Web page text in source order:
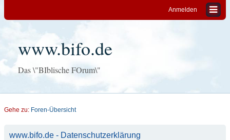
Anmelden
www.bifo.de
Das \"BIblische FOrum\"
Gehe zu: Foren-Übersicht
www.bifo.de - Datenschutzerklärung